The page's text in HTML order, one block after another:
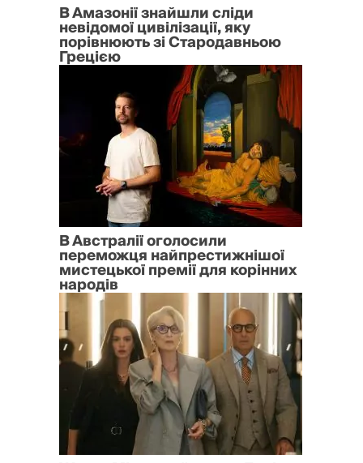
В Амазонії знайшли сліди
невідомої цивілізації, яку
порівнюють зі Стародавньою
Грецією
В Австралії оголосили
переможця найпрестижнішої
мистецької премії для корінних
народів